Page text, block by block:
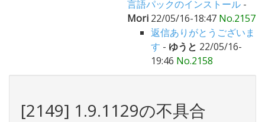
言語パックのインストール -
Mori 22/05/16-18:47 No.2157
返信ありがとうございま
す - ゆうと 22/05/16-
19:46 No.2158
[2149] 1.9.1129の不具合